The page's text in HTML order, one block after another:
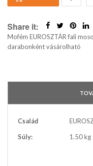
Share it:
Mofém EUROSZTÁR fali
darabonként vásárolható
További
Család
Súly:
1.50 kg